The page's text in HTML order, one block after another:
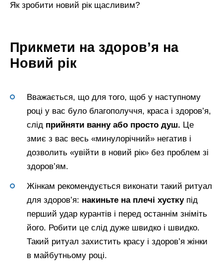
Як зробити новий рік щасливим?
Прикмети на здоров’я на
Новий рік
Вважається, що для того, щоб у наступному
році у вас було благополуччя, краса і здоров’я,
слід прийняти ванну або просто душ. Це
змиє з вас весь «минулорічний» негатив і
дозволить «увійти в новий рік» без проблем зі
здоров’ям.
Жінкам рекомендується виконати такий ритуал
для здоров’я: накиньте на плечі хусткупід
перший удар курантів і перед останнім зніміть
його. Робити це слід дуже швидко і швидко.
Такий ритуал захистить красу і здоров’я жінки
в майбутньому році.